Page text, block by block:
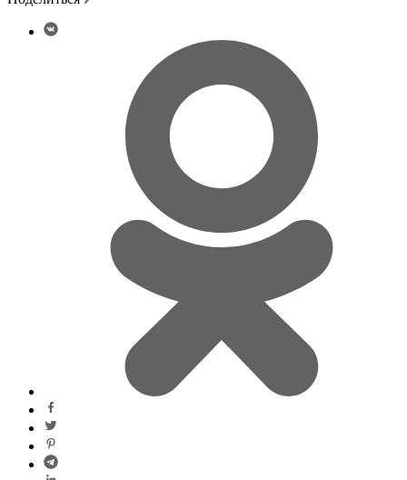
isuzu
75.8980882151